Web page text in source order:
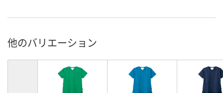
他のバリエーション